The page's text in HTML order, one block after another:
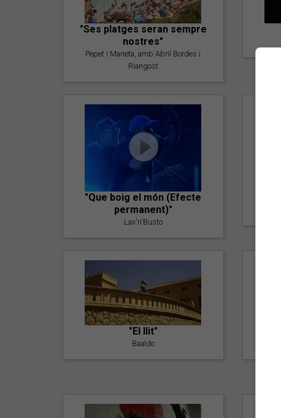
"Ses platges seran sempre
nostres"
Pepet i Marieta, amb Abril Bordes i
Riangost
"Que boig el món (Efecte
permanent)"
Lax'n'Busto
"El llit"
Baaldo